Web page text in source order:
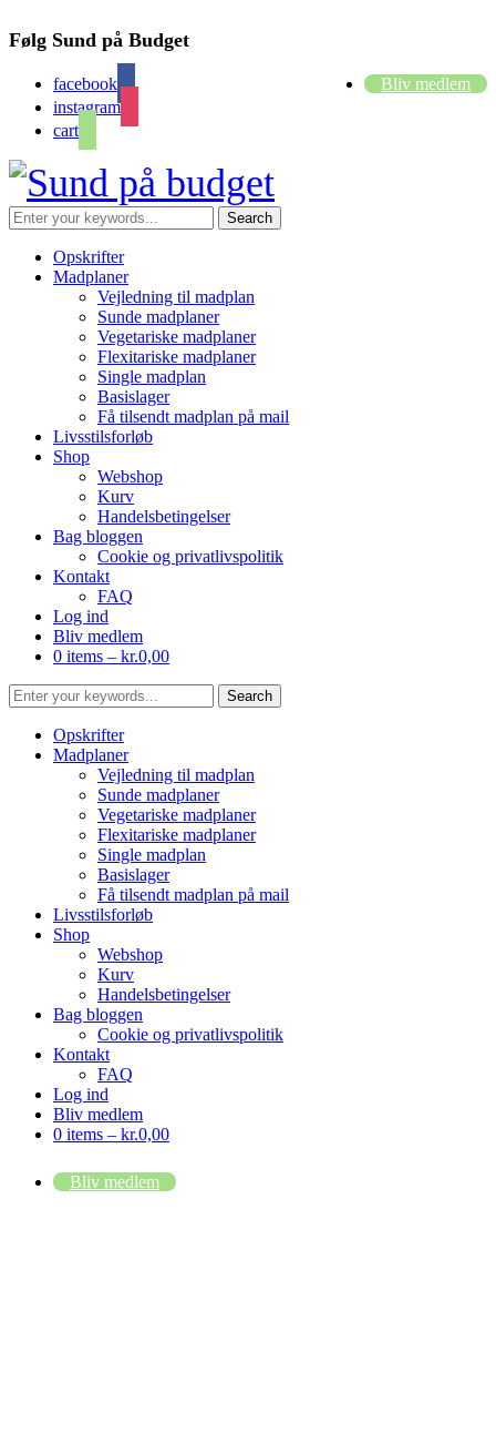
Følg Sund på Budget
facebook
instagram
cart
Bliv medlem
Opskrifter
Madplaner
Vejledning til madplan
Sunde madplaner
Vegetariske madplaner
Flexitariske madplaner
Single madplan
Basislager
Få tilsendt madplan på mail
Livsstilsforløb
Shop
Webshop
Kurv
Handelsbetingelser
Bag bloggen
Cookie og privatlivspolitik
Kontakt
FAQ
Log ind
Bliv medlem
0 items – kr.0,00
Opskrifter
Madplaner
Vejledning til madplan
Sunde madplaner
Vegetariske madplaner
Flexitariske madplaner
Single madplan
Basislager
Få tilsendt madplan på mail
Livsstilsforløb
Shop
Webshop
Kurv
Handelsbetingelser
Bag bloggen
Cookie og privatlivspolitik
Kontakt
FAQ
Log ind
Bliv medlem
0 items – kr.0,00
Bliv medlem